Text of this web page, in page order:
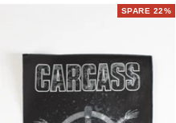
SPARE 22%